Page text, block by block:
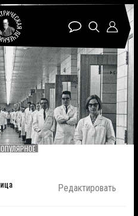
Редактировать